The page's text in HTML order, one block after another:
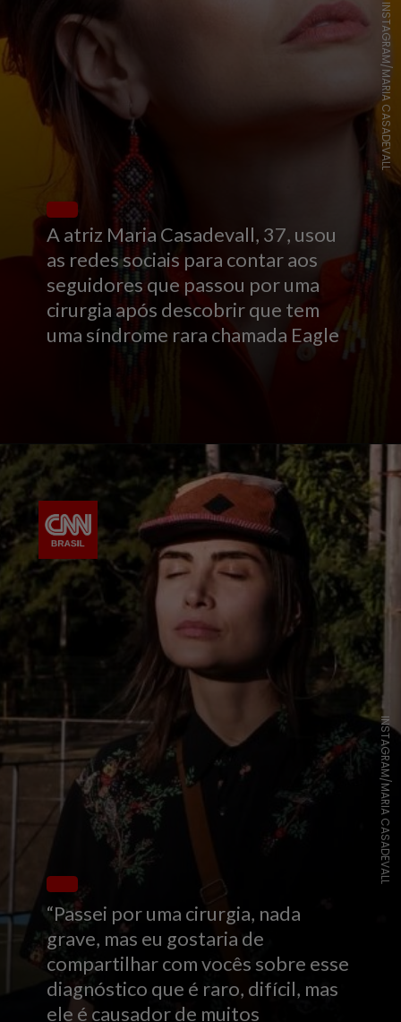
A atriz Maria Casadevall, 37, usou
as redes sociais para contar aos
seguidores que passou por uma
cirurgia após descobrir que tem
uma síndrome rara chamada Eagle
INSTAGRAM/MARIA CASADEVALL
“Passei por uma cirurgia, nada
grave, mas eu gostaria de
compartilhar com vocês sobre esse
diagnóstico que é raro, difícil, mas
ele é causador de muitos
INSTAGRAM/MARIA CASADEVALL